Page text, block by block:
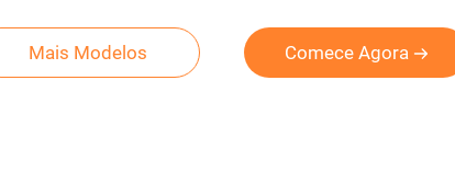
Mais Modelos Comece Agora